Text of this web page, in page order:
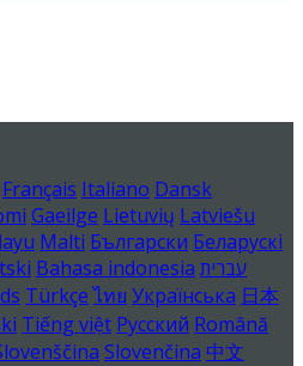
Français Italiano Dansk
Gaeilge Lietuvių Latviešu
Malti Български Беларускі
Bahasa indonesia עברית
Türkçe ไทย Українська 日本
Tiếng việt Русский Română
Slovenčina 中文